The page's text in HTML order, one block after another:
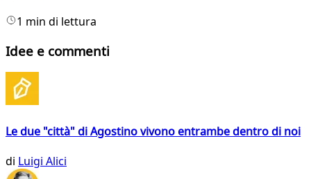
1 min di lettura
Idee e commenti
Le due "città" di Agostino vivono entrambe dentro di noi
di Luigi Alici